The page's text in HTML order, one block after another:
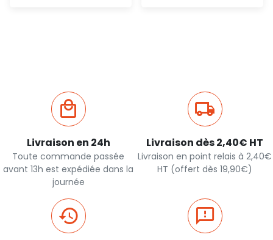
Livraison en 24h
Toute commande passée
avant 13h est expédiée dans la
journée
Livraison dès 2,40€ HT
Livraison en point relais à 2,40€
HT (offert dès 19,90€)